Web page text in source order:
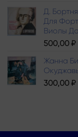
Д.
Для
Виолы
500,00 ₽
Жанна
300,00 ₽